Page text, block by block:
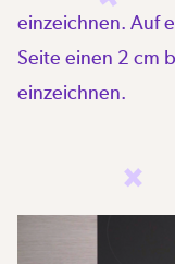
einzeichnen. Auf
Seite einen 2 cm
einzeichnen.